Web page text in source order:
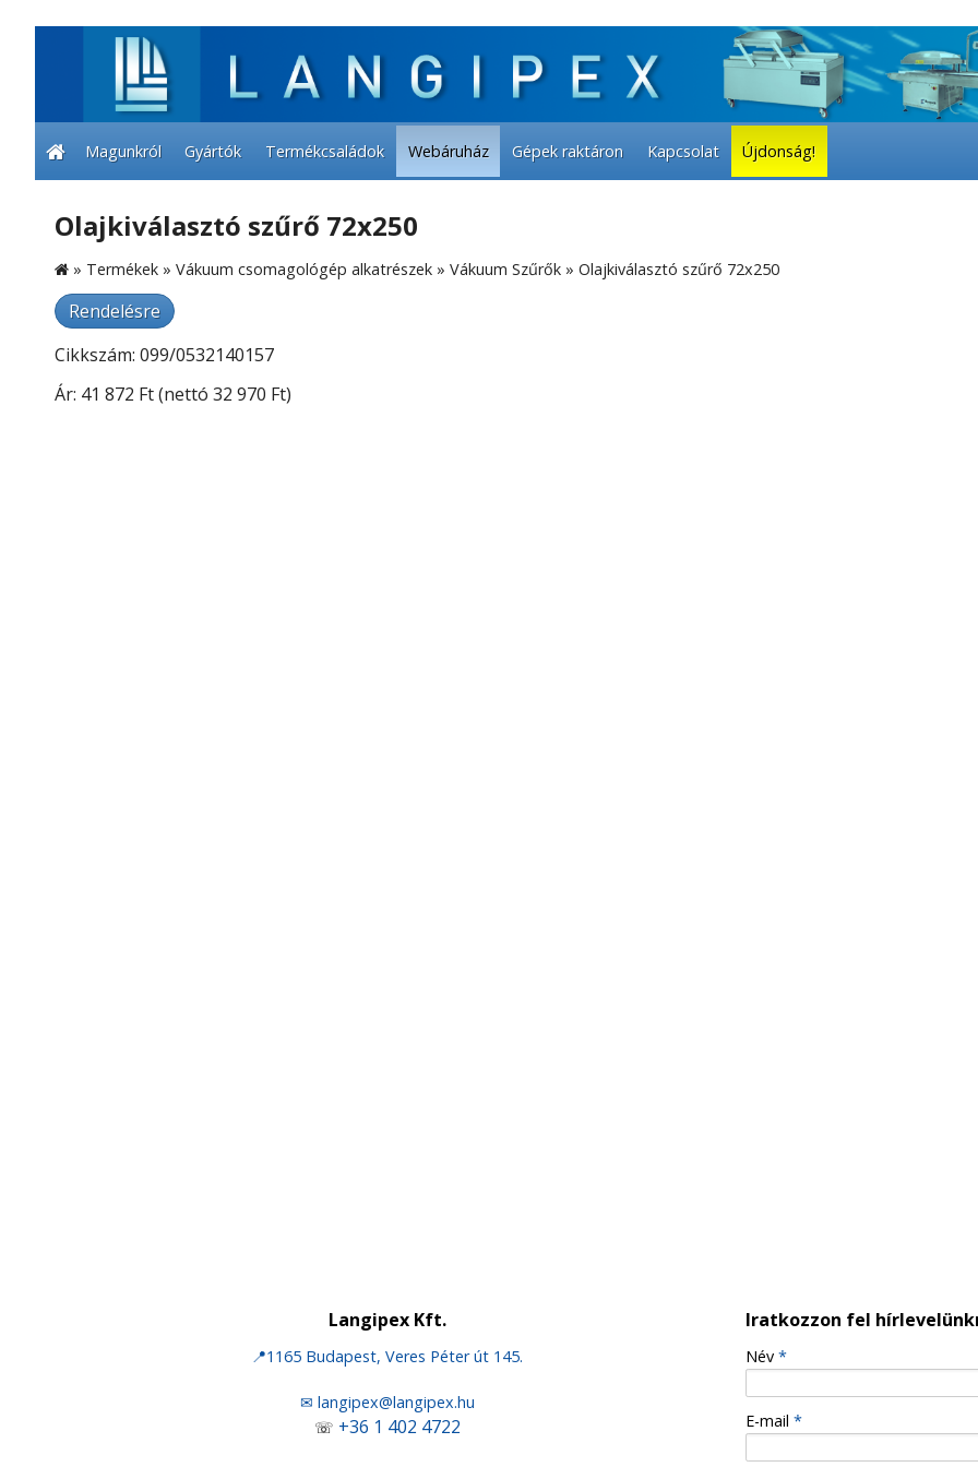
Magunkról Gyártók Termékcsaládok Webáruház Gépek raktáron Kapcsolat Újdonság!
Olajkiválasztó szűrő 72x250
» Termékek » Vákuum csomagológép alkatrészek » Vákuum Szűrők » Olajkiválasztó szűrő 72x250
Rendelésre
Cikkszám: 099/0532140157
Ár: 41 872 Ft(nettó 32 970 Ft)
Langipex Kft.
📍1165 Budapest, Veres Péter út 145.
✉ langipex@langipex.hu
☏ +36 1 402 4722
Iratkozzon fel
-
-
Név *
E-mail *